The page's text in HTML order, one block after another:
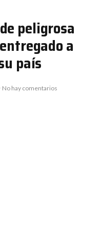
peligrosa
a
país
No hay comentarios